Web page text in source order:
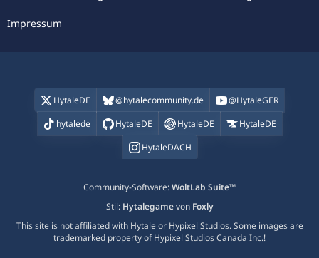
e
Impressum
HytaleDE @hytalecommunity.de
@HytaleGER
hytalede
HytaleDE HytaleDE
HytaleDE
HytaleDACH
Community-Software:WoltLab Suite™
Stil: Hytalegamevon Foxly
This site is not affiliated with Hytale or Hypixel Studios. Some images are
trademarked property of Hypixel Studios Canada Inc.!